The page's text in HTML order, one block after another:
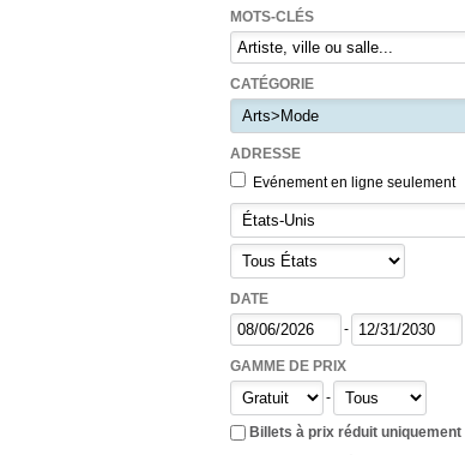
MOTS-CLÉS
CATÉGORIE
ADRESSE
Evénement en ligne seulement
DATE
-
GAMME DE PRIX
-
Billets à prix réduit uniquement